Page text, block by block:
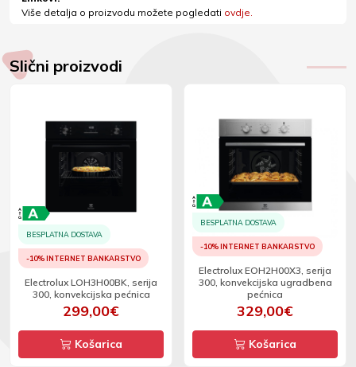
Više detalja o proizvodu možete pogledati ovdje.
Slični proizvodi
BESPLATNA DOSTAVA
-10% INTERNET BANKARSTVO
Electrolux LOH3H00BK, serija
300, konvekcijska pećnica
299,00€
Košarica
BESPLATNA DOSTAVA
-10% INTERNET BANKARSTVO
Electrolux EOH2H00X3, serija
300, konvekcijska ugradbena
pećnica
329,00€
Košarica